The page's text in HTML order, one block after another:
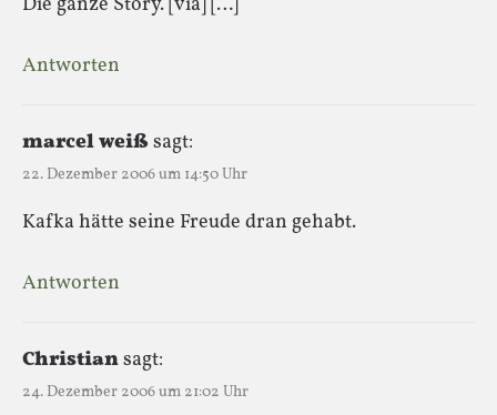
Antworten
marcel weißsagt:
22. Dezember 2006 um 14:50 Uhr
Kafka hätte seine Freude dran gehabt.
Antworten
Christiansagt:
24. Dezember 2006 um 21:02 Uhr